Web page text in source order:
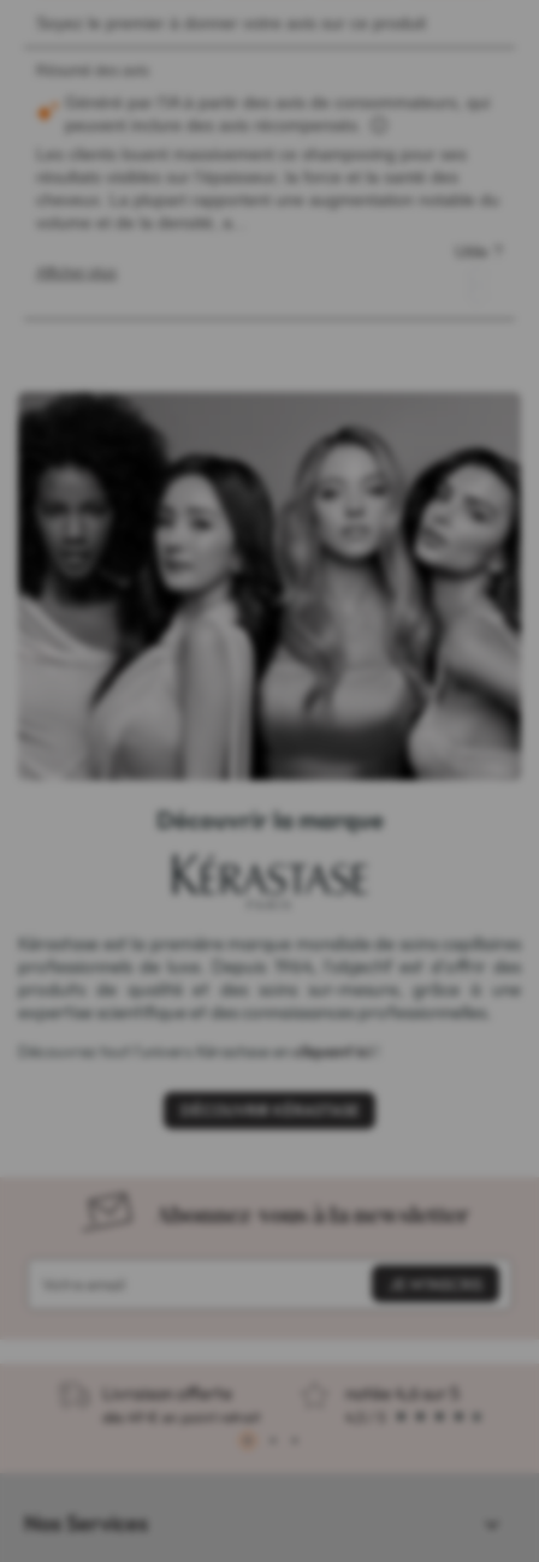
Découvrir la marque
Kérastase est la première marque mondiale de soins capillaires
professionnels de luxe. Depuis 1964, l'objectif est d'offrir des
produits de qualité et des soins sur-mesure, grâce à une
expertise scientifique et des connaissances professionnelles.
Découvrez tout l'univers Kérastase en cliquant ici
DÉCOUVRIR KÉRASTASE
Abonnez-vous à la newsletter
Livraison offerte
dès 49 € en point retrait
notée 4,6 sur 5
Nos Services